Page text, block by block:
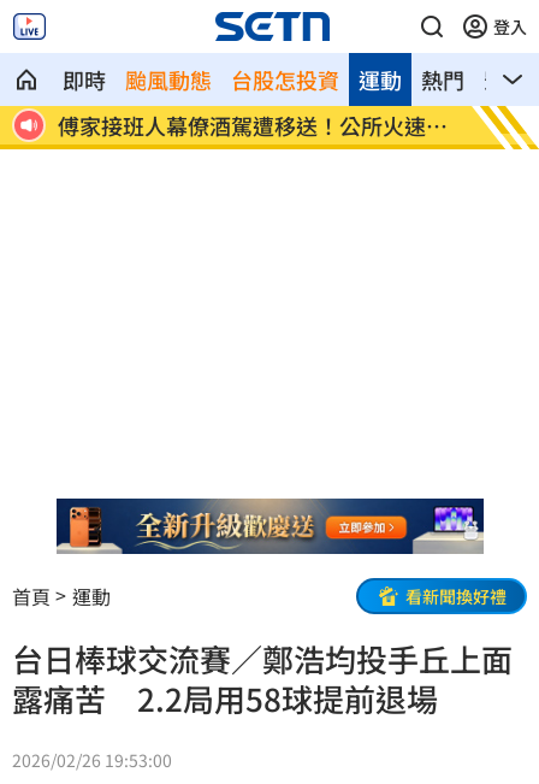
登入
即時 颱風動態 台股怎投資 熱門 影音
運動
傅家接班人幕僚酒駕遭移送！公所火速准
辭
颱風
警
首頁 運動 看新聞換好禮
台日棒球交流賽／鄭浩均投手丘上面
露痛苦 2.2局用58球提前退場
2026/02/26 19:53:00